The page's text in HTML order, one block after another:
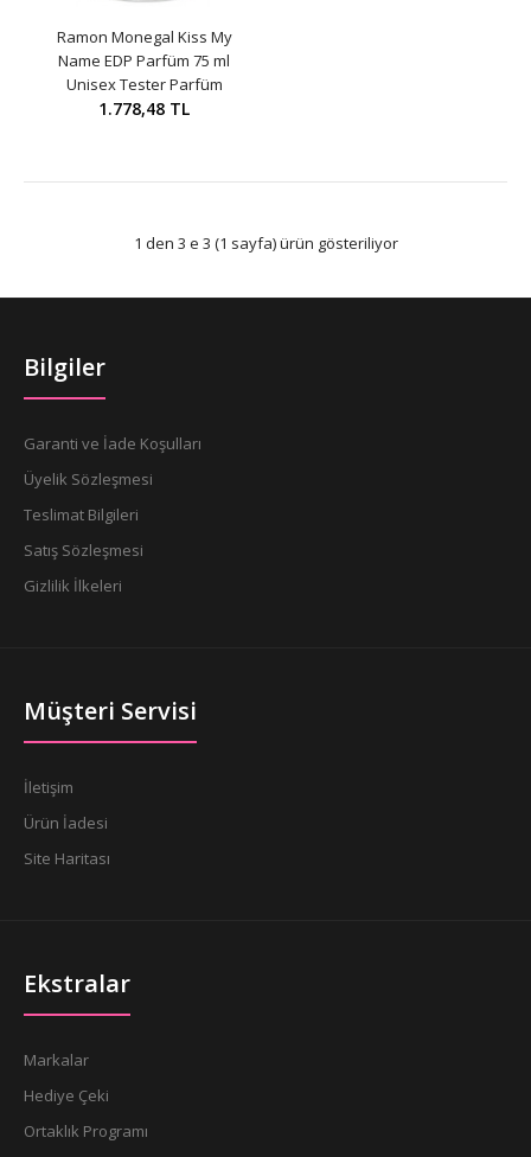
Ramon Monegal Kiss My
Name EDP Parfüm 75 ml
Unisex Tester Parfüm
1.778,48 TL
1 den 3 e 3 (1 sayfa) ürün gösteriliyor
Bilgiler
Garanti ve İade Koşulları
Üyelik Sözleşmesi
Teslimat Bilgileri
Satış Sözleşmesi
Gizlilik İlkeleri
Müşteri Servisi
İletişim
Ürün İadesi
Site Haritası
Ekstralar
Markalar
Hediye Çeki
Ortaklık Programı